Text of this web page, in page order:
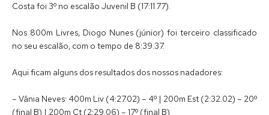
Costa foi 3º no escalão Juvenil B (17:11.77).
Nos 800m Livres, Diogo Nunes (júnior) foi terceiro classificado
no seu escalão, com o tempo de 8:39.37.
Aqui ficam alguns dos resultados dos nossos nadadores:
– Vânia Neves: 400m Liv (4:27.02) – 4º | 200m Est (2:32.02) – 20º
(final B) | 200m Ct (2:29.06) – 17º (final B)